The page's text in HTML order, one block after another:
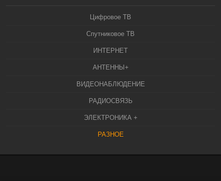
Цифровое ТВ
Спутниковое ТВ
ИНТЕРНЕТ
АНТЕННЫ+
ВИДЕОНАБЛЮДЕНИЕ
РАДИОСВЯЗЬ
ЭЛЕКТРОНИКА +
РАЗНОЕ